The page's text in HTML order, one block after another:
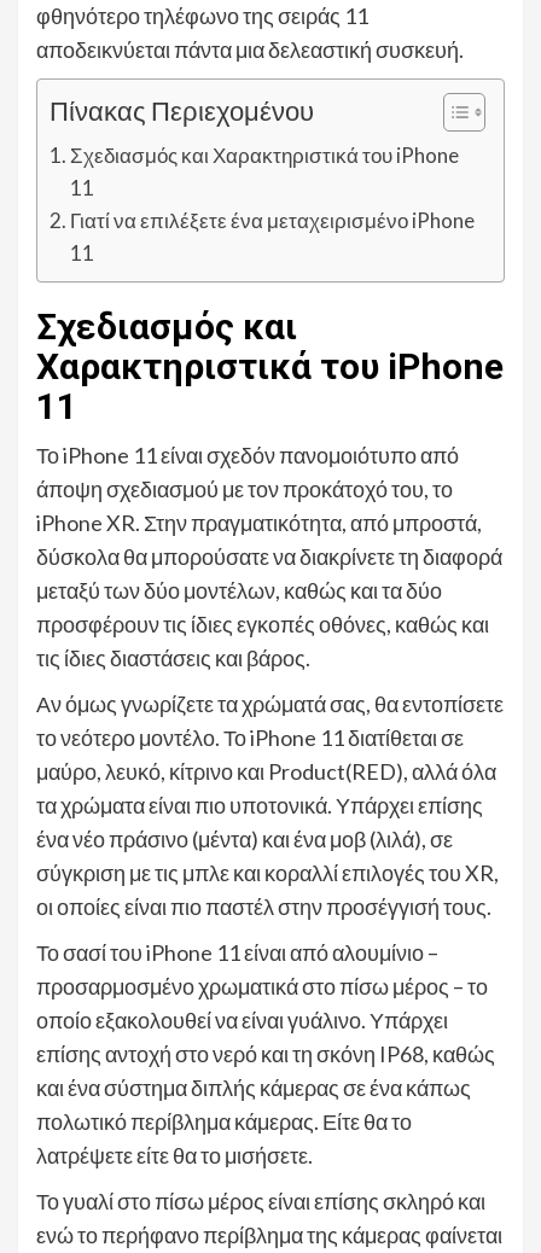
φθηνότερο τηλέφωνο της σειράς 11
αποδεικνύεται πάντα μια δελεαστική συσκευή.
Πίνακας Περιεχομένου
Σχεδιασμός και Χαρακτηριστικά του iPhone
11
Γιατί να επιλέξετε ένα μεταχειρισμένο iPhone
11
Σχεδιασμός και
Χαρακτηριστικά του iPhone
11
Το iPhone 11 είναι σχεδόν πανομοιότυπο από
άποψη σχεδιασμού με τον προκάτοχό του, το
iPhone XR. Στην πραγματικότητα, από μπροστά,
δύσκολα θα μπορούσατε να διακρίνετε τη διαφορά
μεταξύ των δύο μοντέλων, καθώς και τα δύο
προσφέρουν τις ίδιες εγκοπές οθόνες, καθώς και
τις ίδιες διαστάσεις και βάρος.
Αν όμως γνωρίζετε τα χρώματά σας, θα εντοπίσετε
το νεότερο μοντέλο. Το iPhone 11 διατίθεται σε
μαύρο, λευκό, κίτρινο και Product(RED), αλλά όλα
τα χρώματα είναι πιο υποτονικά. Υπάρχει επίσης
ένα νέο πράσινο (μέντα) και ένα μοβ (λιλά), σε
σύγκριση με τις μπλε και κοραλλί επιλογές του XR,
οι οποίες είναι πιο παστέλ στην προσέγγισή τους.
Το σασί του iPhone 11 είναι από αλουμίνιο –
προσαρμοσμένο χρωματικά στο πίσω μέρος – το
οποίο εξακολουθεί να είναι γυάλινο. Υπάρχει
επίσης αντοχή στο νερό και τη σκόνη IP68, καθώς
και ένα σύστημα διπλής κάμερας σε ένα κάπως
πολωτικό περίβλημα κάμερας. Είτε θα το
λατρέψετε είτε θα το μισήσετε.
Το γυαλί στο πίσω μέρος είναι επίσης σκληρό και
ενώ το περήφανο περίβλημα της κάμερας φαίνεται